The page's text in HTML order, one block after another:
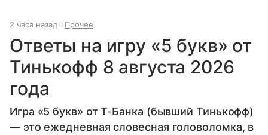
2 часа назад Прочее
Ответы на игру «5 букв» от
Тинькофф 8 августа 2026
года
Игра «5 букв» от Т-Банка (бывший Тинькофф)
— это ежедневная словесная головоломка, в